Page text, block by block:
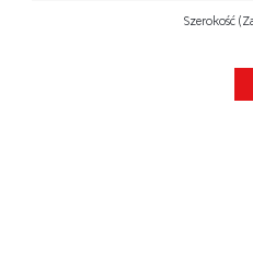
Szerokość